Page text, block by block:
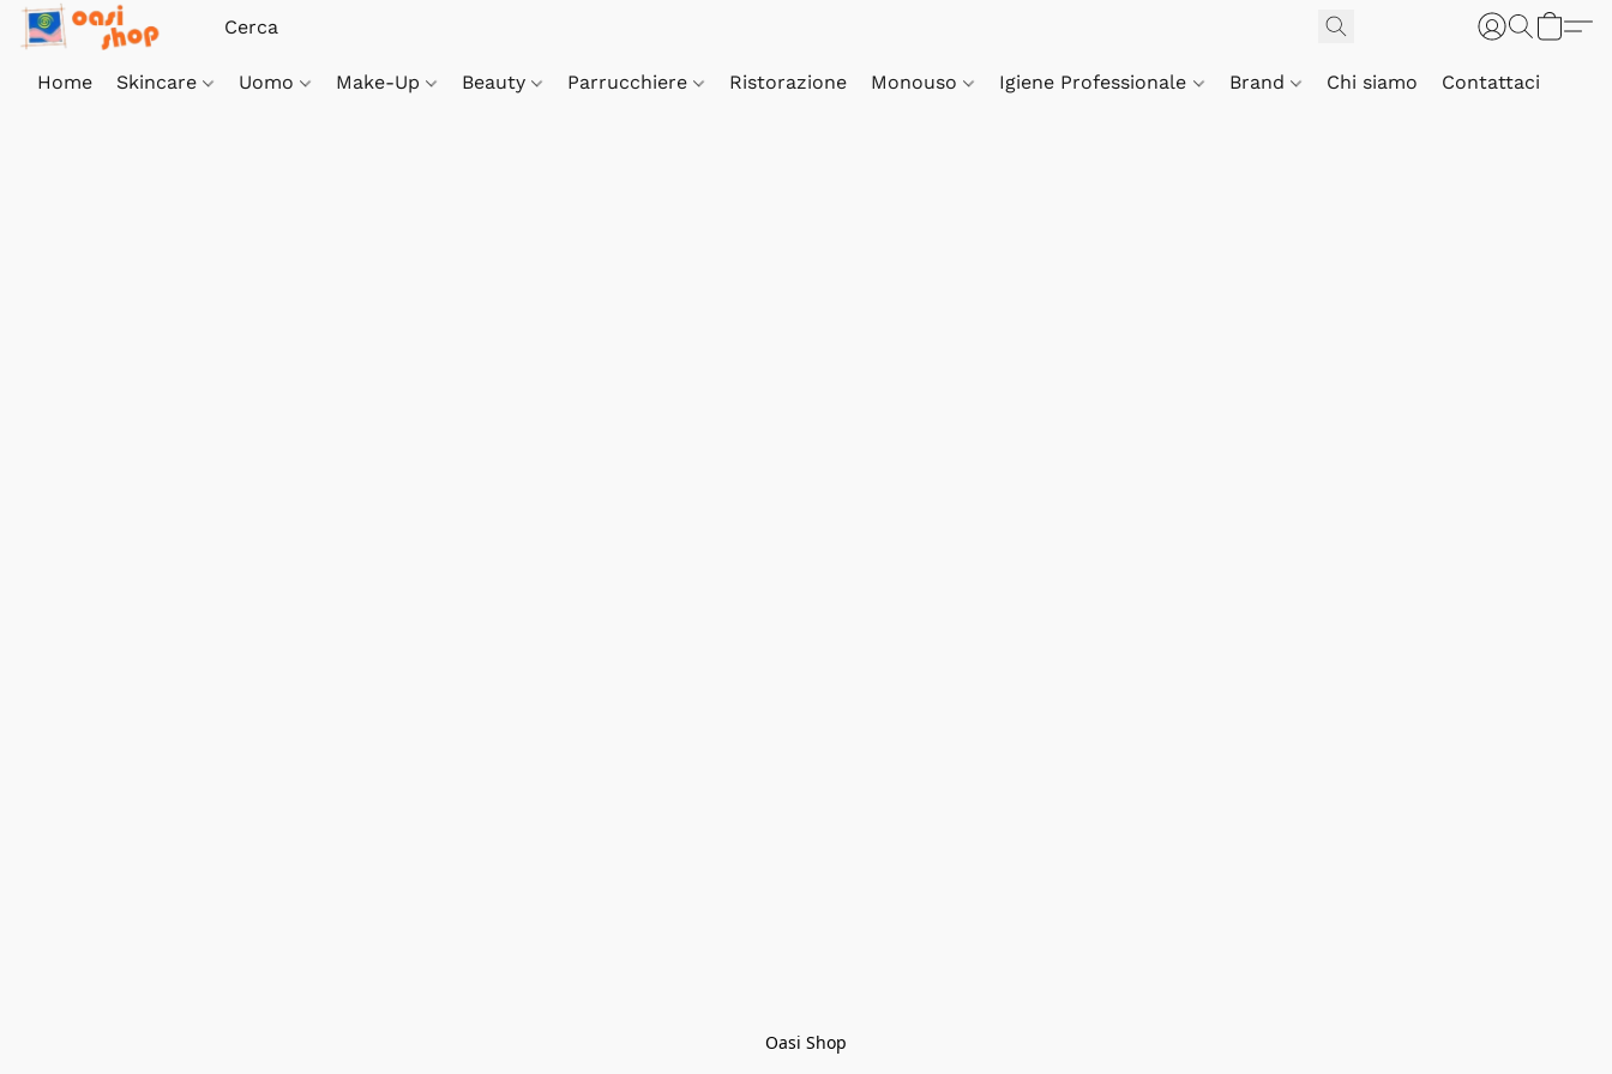
Home Skincare Uomo Make-Up Beauty Parrucchiere Ristorazione Monouso Igiene Professionale Brand Chi siamo Contattaci
Oasi Shop